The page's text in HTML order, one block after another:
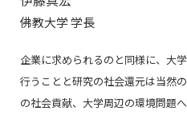
佛教大学 学長
企業に求められるのと同様に、大
行うことと研究の社会還元は当然
の社会貢献、大学周辺の環境問題